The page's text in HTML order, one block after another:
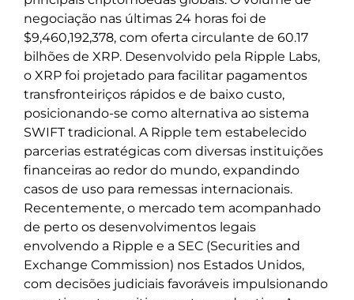
negociação nas últimas 24 horas foi de
$9,460,192,378, com oferta circulante de 60.17
bilhões de XRP. Desenvolvido pela Ripple Labs,
o XRP foi projetado para facilitar pagamentos
transfronteiriços rápidos e de baixo custo,
posicionando-se como alternativa ao sistema
SWIFT tradicional. A Ripple tem estabelecido
parcerias estratégicas com diversas instituições
financeiras ao redor do mundo, expandindo
casos de uso para remessas internacionais.
Recentemente, o mercado tem acompanhado
de perto os desenvolvimentos legais
envolvendo a Ripple e a SEC (Securities and
Exchange Commission) nos Estados Unidos,
com decisões judiciais favoráveis impulsionando